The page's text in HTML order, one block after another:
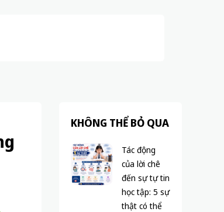
KHÔNG THỂ BỎ QUA
Tác động
của lời chê
đến sự tự tin
học tập: 5 sự
thật có thể